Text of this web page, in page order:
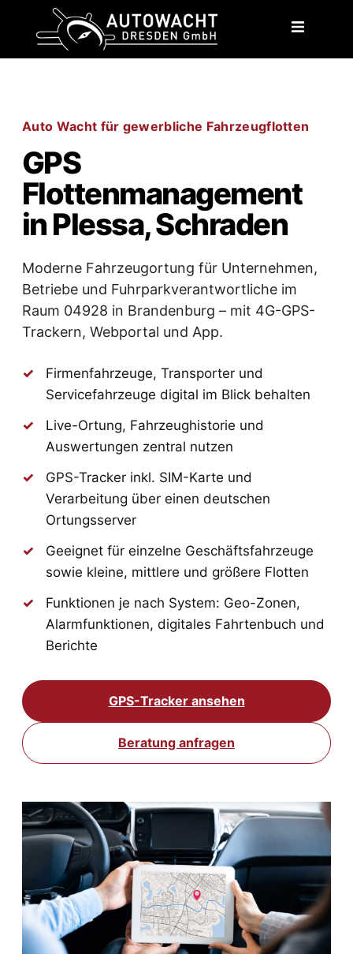
Auto Wacht für gewerbliche Fahrzeugflotten
GPS
Flottenmanagement
in Plessa, Schraden
Moderne Fahrzeugortung für Unternehmen,
Betriebe und Fuhrparkverantwortliche im
Raum 04928 in Brandenburg – mit 4G-GPS-
Trackern, Webportal und App.
Firmenfahrzeuge, Transporter und
Servicefahrzeuge digital im Blick behalten
Live-Ortung, Fahrzeughistorie und
Auswertungen zentral nutzen
GPS-Tracker inkl. SIM-Karte und
Verarbeitung über einen deutschen
Ortungsserver
Geeignet für einzelne Geschäftsfahrzeuge
sowie kleine, mittlere und größere Flotten
Funktionen je nach System: Geo-Zonen,
Alarmfunktionen, digitales Fahrtenbuch und
Berichte
GPS-Tracker ansehen
Beratung anfragen